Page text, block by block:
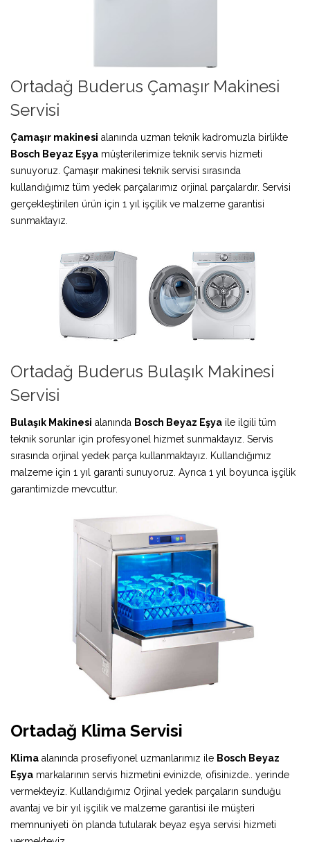
Ortadağ Buderus Çamaşır Makinesi
Servisi
Çamaşır makinesi alanında uzman teknik kadromuzla birlikte
Bosch Beyaz Eşya müşterilerimize teknik servis hizmeti
sunuyoruz. Çamaşır makinesi teknik servisi sırasında
kullandığımız tüm yedek parçalarımız orjinal parçalardır. Servisi
gerçekleştirilen ürün için 1 yıl işçilik ve malzeme garantisi
sunmaktayız.
Ortadağ Buderus Bulaşık Makinesi
Servisi
Bulaşık Makinesi alanında Bosch Beyaz Eşya ile ilgili tüm
teknik sorunlar için profesyonel hizmet sunmaktayız. Servis
sırasında orjinal yedek parça kullanmaktayız. Kullandığımız
malzeme için 1 yıl garanti sunuyoruz. Ayrıca 1 yıl boyunca işçilik
garantimizde mevcuttur.
Ortadağ Klima Servisi
Klima alanında prosefiyonel uzmanlarımız ile Bosch Beyaz
Eşya markalarının servis hizmetini evinizde, ofisinizde.. yerinde
vermekteyiz. Kullandığımız Orjinal yedek parçaların sunduğu
avantaj ve bir yıl işçilik ve malzeme garantisi ile müşteri
memnuniyeti ön planda tutularak beyaz eşya servisi hizmeti